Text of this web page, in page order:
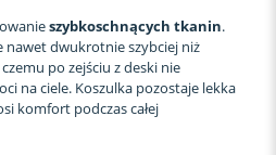
szybkoschnących tkanin.
nawet dwukrotnie szybciej niż
po zejściu z deski nie
na ciele. Koszulka pozostaje lekka
komfort podczas całej